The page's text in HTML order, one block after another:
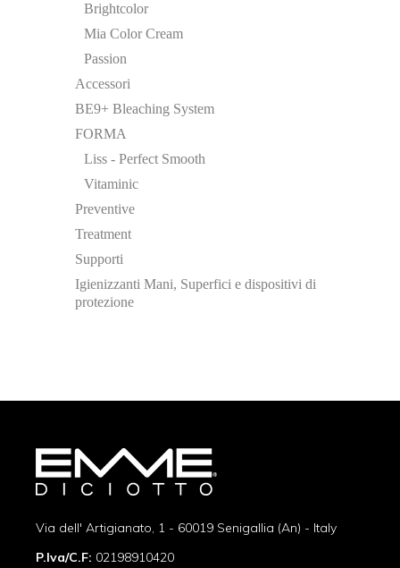
Brightcolor
Mia Color Cream
Passion
Accessori
BE9+ Bleaching System
FORMA
Liss - Perfect Smooth
Vitaminic
Preventive
Treatment
Supporti
Igienizzanti Mani, Superfici e dispositivi di
protezione
Via dell' Artigianato, 1 - 60019 Senigallia (An) - Italy
P.Iva/C.F: 02198910420